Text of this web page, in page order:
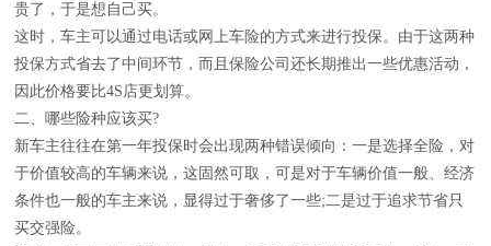
贵了，于是想自己买。
这时，车主可以通过电话或网上车险的方式来进行投保。由于这两种
投保方式省去了中间环节，而且保险公司还长期推出一些优惠活动，
因此价格要比4S店更划算。
二、哪些险种应该买?
新车主往往在第一年投保时会出现两种错误倾向：一是选择全险，对
于价值较高的车辆来说，这固然可取，可是对于车辆价值一般、经济
条件也一般的车主来说，显得过于奢侈了一些;二是过于追求节省只
买交强险。